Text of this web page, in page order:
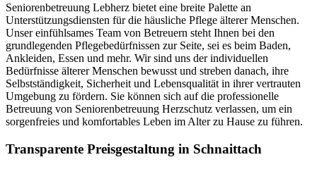
Seniorenbetreuung Lebherz bietet eine breite Palette an
Unterstützungsdiensten für die häusliche Pflege älterer Menschen.
Unser einfühlsames Team von Betreuern steht Ihnen bei den
grundlegenden Pflegebedürfnissen zur Seite, sei es beim Baden,
Ankleiden, Essen und mehr. Wir sind uns der individuellen
Bedürfnisse älterer Menschen bewusst und streben danach, ihre
Selbstständigkeit, Sicherheit und Lebensqualität in ihrer vertrauten
Umgebung zu fördern. Sie können sich auf die professionelle
Betreuung von Seniorenbetreuung Herzschutz verlassen, um ein
sorgenfreies und komfortables Leben im Alter zu Hause zu führen.
Transparente Preisgestaltung in Schnaittach